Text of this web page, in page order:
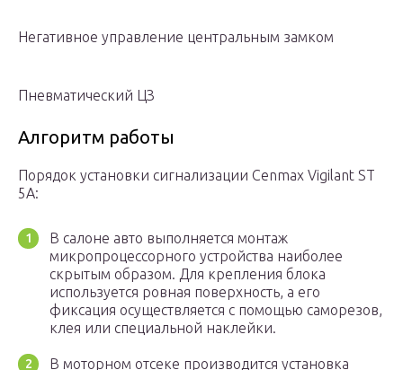
Негативное управление центральным замком
Пневматический ЦЗ
Алгоритм работы
Порядок установки сигнализации Сenmax Vigilant ST
5A:
В салоне авто выполняется монтаж
микропроцессорного устройства наиболее
скрытым образом. Для крепления блока
используется ровная поверхность, а его
фиксация осуществляется с помощью саморезов,
клея или специальной наклейки.
В моторном отсеке производится установка